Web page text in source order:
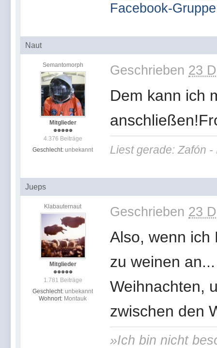
Facebook-
Naut
Semantomorph
Mitglieder
4.376 Beiträge
Geschlecht: unbekannt
Geschrieben 23
Dem kann ich
Liest gerade: Zafón
Jueps
Klabauternaut
Mitglieder
1.781 Beiträge
Geschlecht: unbekannt
Wohnort: Montauk
Geschrieben 23
Also, wenn ich
zu weinen
Weihnachten,
zwischen den
»Ich bin nicht